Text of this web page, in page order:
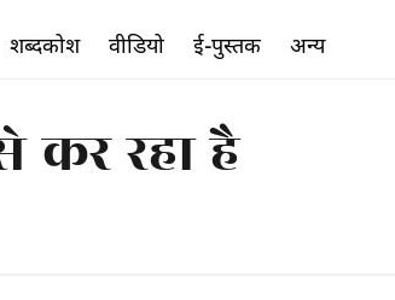
कर रहा है
शब्दकोश वीडियो ई-पुस्तक अन्य